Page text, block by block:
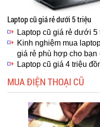
Laptop cũ giá rẻ dưới 5 triệu
Laptop cũ giá rẻ dưới 5
Kinh nghiệm mua
giá rẻ phù hợp cho bạn
Laptop cũ giá 4 triệu
MUA ĐIỆN THOẠI CŨ